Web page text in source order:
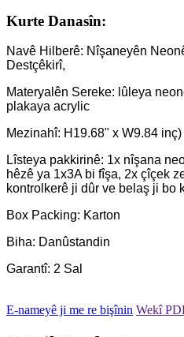
Kurte Danasîn:
Navê Hilberê: Nîşaneyên
Destçêkirî,
Materyalên Sereke: lûleya
plakaya acrylic
Mezinahî: H19.68" x W9.84 inç)
Lîsteya pakkirinê: 1x nîşana
hêzê ya 1x3A bi fîşa, 2x çîçek
kontrolkerê ji dûr ve belaş ji bo
Box Packing: Karton
Biha: Danûstandin
Garantî: 2 Sal
E-nameyê ji me re bişînin Wekî